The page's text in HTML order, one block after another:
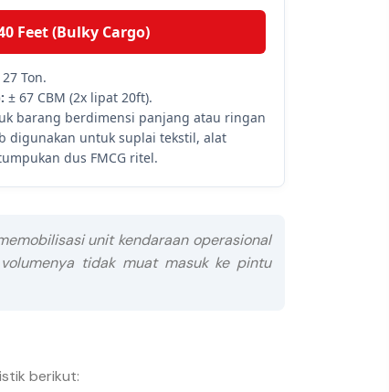
Feet (Bulky Cargo)
Ton.
± 67 CBM (2x lipat 20ft).
barang berdimensi panjang atau ringan
digunakan untuk suplai tekstil, alat
dus FMCG ritel.
unit kendaraan operasional
tidak muat masuk ke pintu
berikut: